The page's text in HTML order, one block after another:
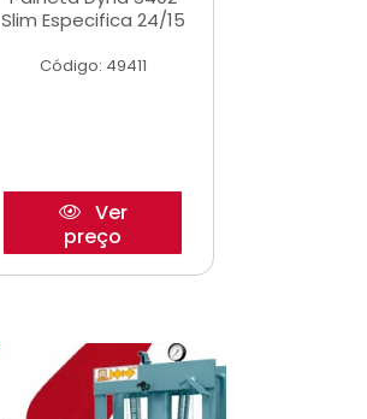
Slim Especifica 24/15
Código: 49411
Ver
preço